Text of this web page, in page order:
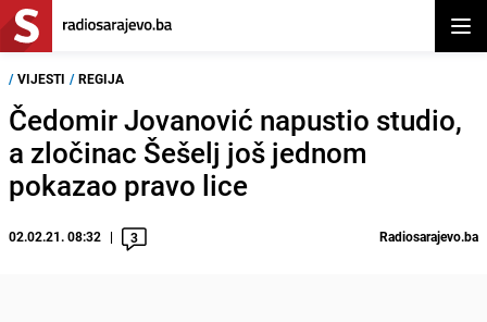
/ VIJESTI / REGIJA
Čedomir Jovanović napustio studio,
a zločinac Šešelj još jednom
pokazao pravo lice
02.02.21. 08:32 3 Radiosarajevo.ba